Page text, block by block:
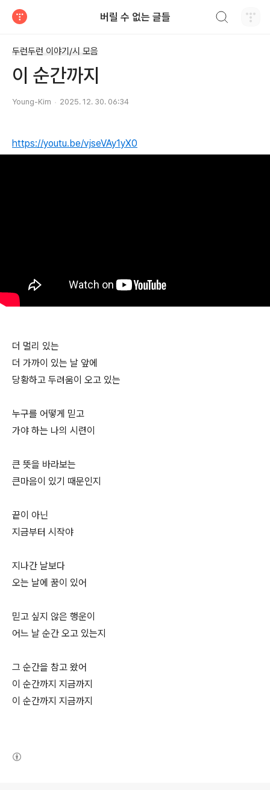
버릴 수 없는 글들
두런두런 이야기/시 모음
이 순간까지
Young-Kim 2025. 12. 30. 06:34
https://youtu.be/vjseVAy1yX0
더 멀리 있는
더 가까이 있는 날 앞에
당황하고 두려움이 오고 있는
누구를 어떻게 믿고
가야 하는 나의 시련이
큰 뜻을 바라보는
큰마음이 있기 때문인지
끝이 아닌
지금부터 시작야
지나간 날보다
오는 날에 꿈이 있어
믿고 싶지 않은 행운이
어느 날 순간 오고 있는지
그 순간을 참고 왔어
이 순간까지 지금까지
이 순간까지 지금까지